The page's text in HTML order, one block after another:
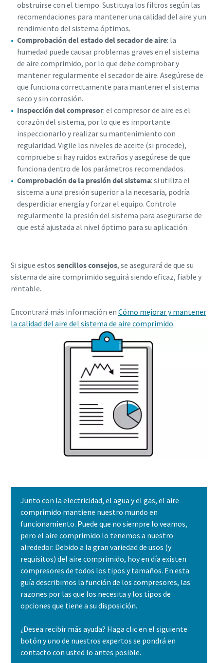
obstruirse con el tiempo. Sustituya los filtros según las
recomendaciones para mantener una calidad del aire y un
rendimiento del sistema óptimos.
Comprobación del estado del secador de aire: la
humedad puede causar problemas graves en el sistema
de aire comprimido, por lo que debe comprobar y
mantener regularmente el secador de aire. Asegúrese de
que funciona correctamente para mantener el sistema
seco y sin corrosión.
Inspección del compresor: el compresor de aire es el
corazón del sistema, por lo que es importante
inspeccionarlo y realizar su mantenimiento con
regularidad. Vigile los niveles de aceite (si procede),
compruebe si hay ruidos extraños y asegúrese de que
funciona dentro de los parámetros recomendados.
Comprobación de la presión del sistema: si utiliza el
sistema a una presión superior a la necesaria, podría
desperdiciar energía y forzar el equipo. Controle
regularmente la presión del sistema para asegurarse de
que está ajustada al nivel óptimo para su aplicación.
Si sigue estos sencillos consejos, se asegurará de que su
sistema de aire comprimido seguirá siendo eficaz, fiable y
rentable.
Encontrará más información en Cómo mejorar y mantener
la calidad del aire del sistema de aire comprimido.
Junto con la electricidad, el agua y el gas, el aire
comprimido mantiene nuestro mundo en
funcionamiento. Puede que no siempre lo veamos,
pero el aire comprimido lo tenemos a nuestro
alrededor. Debido a la gran variedad de usos (y
requisitos) del aire comprimido, hoy en día existen
compresores de todos los tipos y tamaños. En esta
guía describimos la función de los compresores, las
razones por las que los necesita y los tipos de
opciones que tiene a su disposición.
¿Desea recibir más ayuda? Haga clic en el siguiente
botón y uno de nuestros expertos se pondrá en
contacto con usted lo antes posible.